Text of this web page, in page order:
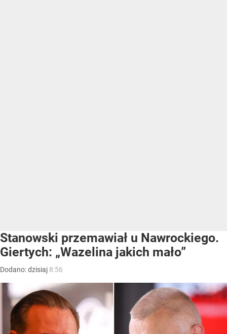
Stanowski przemawiał u Nawrockiego.
Giertych: „Wazelina jakich mało”
Dodano:dzisiaj 8:56